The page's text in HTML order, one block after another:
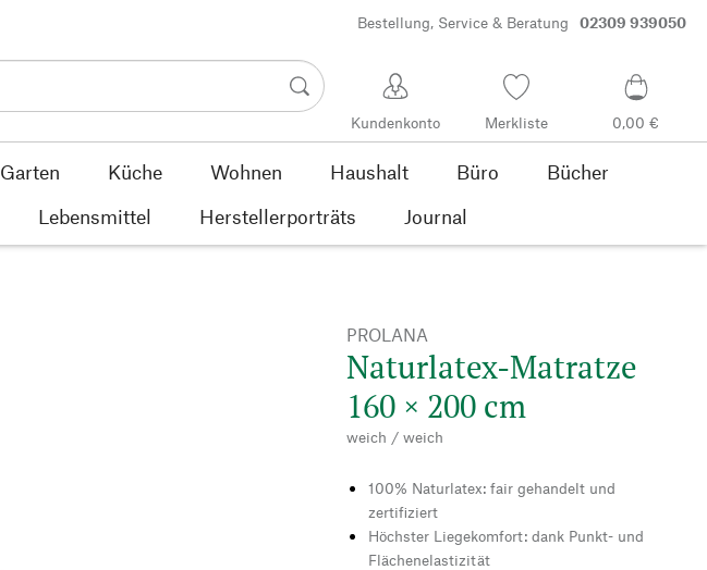
Bestellung, Service & Beratung 02309 939050
Kundenkonto Merkliste 0,00 €
Garten Küche Wohnen Haushalt Büro
Bücher
Lebensmittel Herstellerporträts Journal
PROLANA
Naturlatex-Matratze
160 × 200 cm
weich / weich
100% Naturlatex: fair gehandelt und
zertifiziert
Höchster Liegekomfort: dank Punkt- und
Flächenelastizität